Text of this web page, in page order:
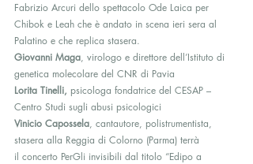
Fabrizio Arcuri dello spettacolo Ode Laica per
Chibok e Leah che è andato in scena ieri sera al
Palatino e che replica stasera.
Giovanni Maga, virologo e direttore dell’Istituto di
genetica molecolare del CNR di Pavia
Lorita Tinelli, psicologa fondatrice del CESAP –
Centro Studi sugli abusi psicologici
Vinicio Capossela, cantautore, polistrumentista,
stasera alla Reggia di Colorno (Parma) terrà
il concerto PerGli invisibili dal titolo “Edipo a